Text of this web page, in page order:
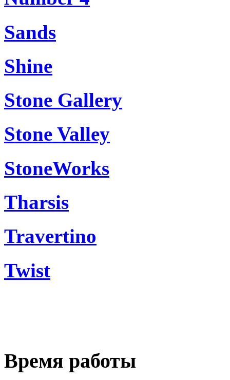
Sands
Shine
Stone Gallery
Stone Valley
StoneWorks
Tharsis
Travertino
Twist
Время работы